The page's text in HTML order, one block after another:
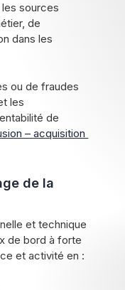
sources
de
dans les
ou de fraudes
les
de
– acquisition
de la
et technique
de bord à forte
et activité en :